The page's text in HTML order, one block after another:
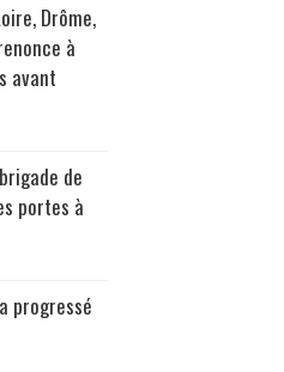
Drôme,
à
avant
de
portes à
progressé